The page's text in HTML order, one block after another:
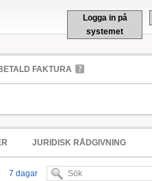
Logga in på
systemet
FAKTURA
JURIDISK RÅDGIVNING
7 dagar